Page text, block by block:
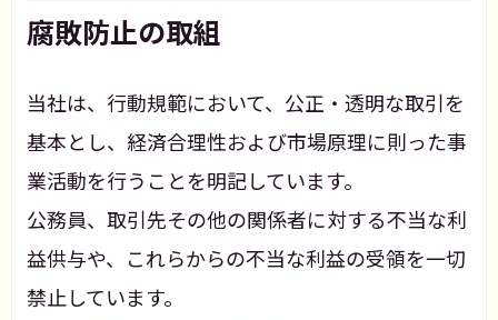
腐敗防止の取組
当社は、行動規範において、公正・透明な取引を
基本とし、経済合理性および市場原理に則った事
業活動を行うことを明記しています。
公務員、取引先その他の関係者に対する不当な利
益供与や、これらからの不当な利益の受領を一切
禁止しています。